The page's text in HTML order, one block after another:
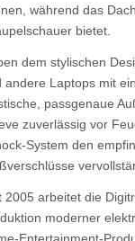
während das
bietet.
dem stylischen
andere Laptops mit
passgenaue
zuverlässig vor
System den
2005 arbeitet die
moderner